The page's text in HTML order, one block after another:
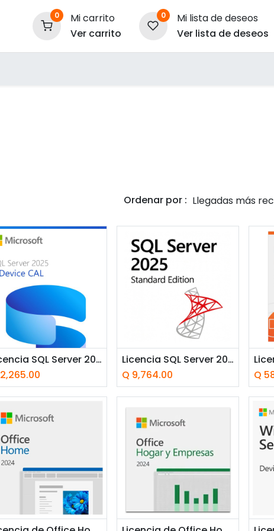
0
Mi carrito
Ver carrito
0
Mi lista de deseos
Ver lista de deseos
Ordenar por : Llegadas más
Licencia SQL Server 2025 CAL por Dispositivo CSP Perpetua
2,265.00
Licencia SQL Server 2025 Standard Comercial CSP Perpetua 1 Servidor
Q 9,764.00
Q